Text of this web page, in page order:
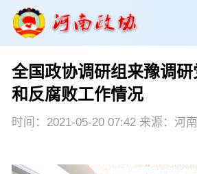
政协领导 政协新闻
政协党建 政协工作
全国政协调研组来豫调
和反腐败工作情况
时间：2021-05-20 07:42 来源：河